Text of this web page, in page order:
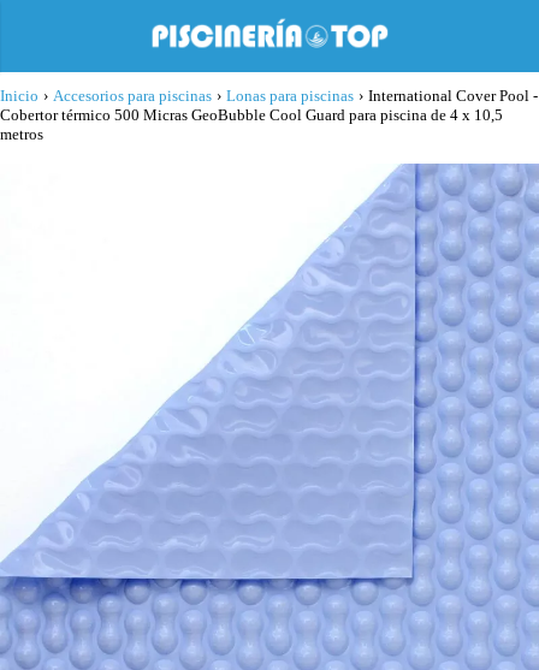
Inicio › Accesorios para piscinas › Lonas para piscinas › International Cover Pool -
Cobertor térmico 500 Micras GeoBubble Cool Guard para piscina de 4 x 10,5
metros